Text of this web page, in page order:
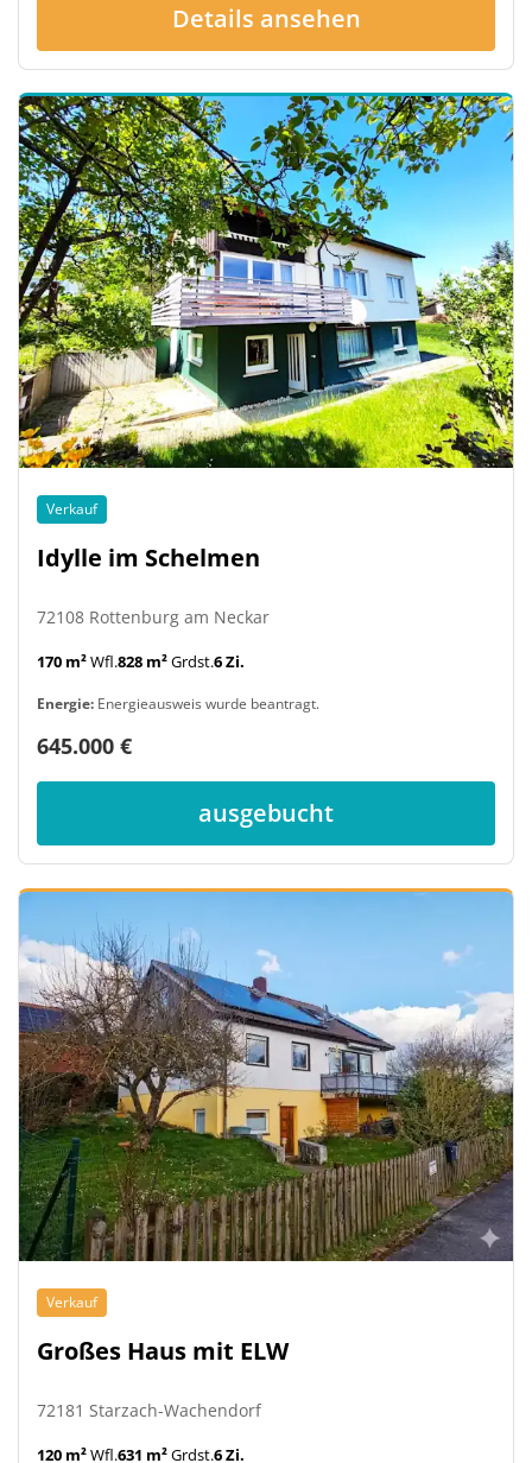
Details ansehen
Verkauf
Idylle im Schelmen
72108 Rottenburg am Neckar
170 m²Wfl.828 m²Grdst.6 Zi.
Energie: Energieausweis wurde beantragt.
645.000 €
ausgebucht
Verkauf
Großes Haus mit ELW
72181 Starzach-Wachendorf
120 m²Wfl.631 m²Grdst.6 Zi.